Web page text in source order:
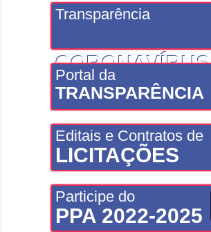
Transparência
CORONAVÍRUS
Portal da
TRANSPARÊNCIA
Editais e Contratos de
LICITAÇÕES
Participe do
PPA 2022-2025